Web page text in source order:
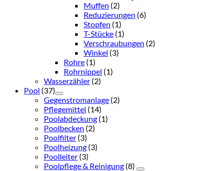
Muffen (2)
Reduzierungen (6)
Stopfen (1)
T-Stücke (1)
Verschraubungen (2)
Winkel (3)
Rohre (1)
Rohrnippel (1)
Wasserzähler (2)
Pool (37)
Gegenstromanlage (2)
Pflegemittel (14)
Poolabdeckung (1)
Poolbecken (2)
Poolfilter (3)
Poolheizung (3)
Poolleiter (3)
Poolpflege & Reinigung (8)